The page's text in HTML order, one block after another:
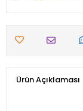
Ürün Açıklaması